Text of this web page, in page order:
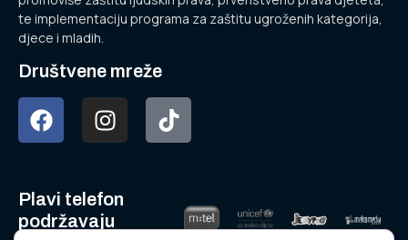
te implementaciju programa za zaštitu ugroženih kategorija,
djece i mladih.
Društvene mreže
Plavi telefon
podržavaju